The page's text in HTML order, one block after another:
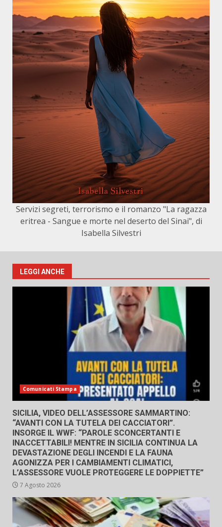
Servizi segreti, terrorismo e il romanzo "La ragazza
eritrea - Sangue e morte nel deserto del Sinai", di
Isabella Silvestri
LEGGI ANCHE
Comunicati Stampa
SICILIA, VIDEO DELL’ASSESSORE SAMMARTINO:
“AVANTI CON LA TUTELA DEI CACCIATORI”.
INSORGE IL WWF: “PAROLE SCONCERTANTI E
INACCETTABILI! MENTRE IN SICILIA CONTINUA LA
DEVASTAZIONE DEGLI INCENDI E LA FAUNA
AGONIZZA PER I CAMBIAMENTI CLIMATICI,
L’ASSESSORE VUOLE PROTEGGERE LE DOPPIETTE”
7 Agosto 2026